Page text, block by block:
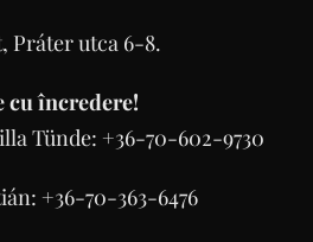
Práter utca 6-8.
cu încredere!
Tünde: +36-70-602-9730
+36-70-363-6476